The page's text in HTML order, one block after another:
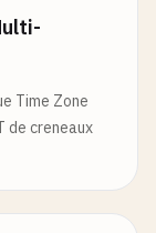
Time Zone
de creneaux